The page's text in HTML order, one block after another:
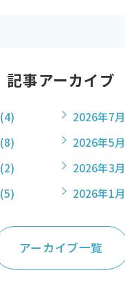
記事アーカイブ
(4) 2026年7月
(8) 2026年5月
(2) 2026年3月
(5) 2026年1月
アーカイブ一覧